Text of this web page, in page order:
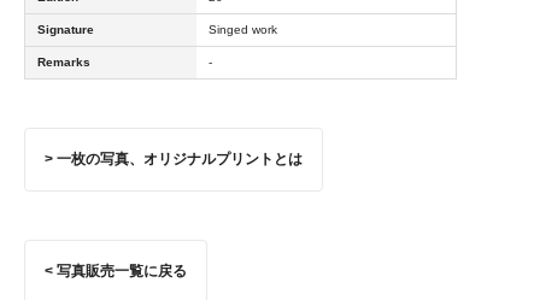
Signature Singed work
Remarks -
> 一枚の写真、オリジナルプリントとは
< 写真販売一覧に戻る